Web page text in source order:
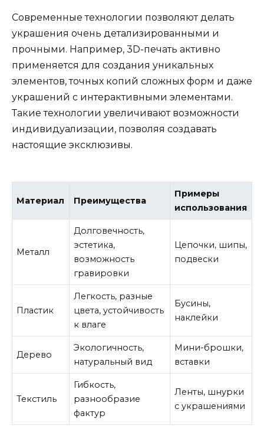
Современные технологии позволяют делать
украшения очень детализированными и
прочными. Например, 3D-печать активно
применяется для создания уникальных
элементов, точных копий сложных форм и даже
украшений с интерактивными элементами.
Такие технологии увеличивают возможности
индивидуализации, позволяя создавать
настоящие эксклюзивы.
Материал Преимущества
Примеры
использования
Металл
Долговечность,
эстетика,
возможность
гравировки
Цепочки, шипы,
подвески
Пластик
Легкость, разные
цвета, устойчивость
к влаге
Бусины,
наклейки
Дерево
Экологичность,
натуральный вид
Мини-брошки,
вставки
Текстиль
Гибкость,
разнообразие
фактур
Ленты, шнурки
с украшениями